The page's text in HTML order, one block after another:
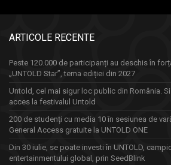
ARTICOLE RECENTE
Peste 120.000 de participanți au deschis în
„UNTOLD Star”, tema ediției din 2027
Untold, cel mai sigur loc public din România.
acces la festivalul Untold
200 de studenți cu media 10 în sesiunea de
General Access gratuite la UNTOLD ONE
Din 30 iulie, se poate investi în UNTOLD,
entertainmentului global, prin SeedBlink